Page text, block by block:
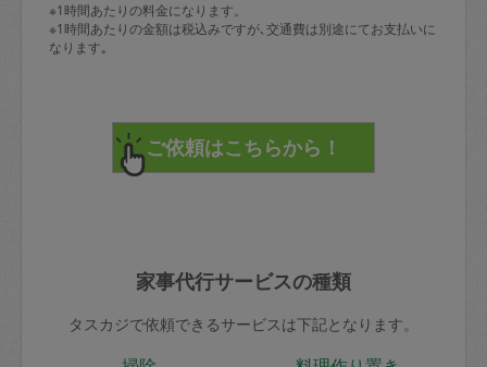
※1時間あたりの料金になります。
※1時間あたりの金額は税込みですが､交通費は別途にてお支払いに
なります｡
家事代行サービスの種類
タスカジで依頼できるサービスは下記となります。